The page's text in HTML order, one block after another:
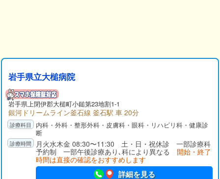
岩手県立大槌病院
岩手県上閉伊郡大槌町小鎚第23地割1-1
銀河ドリームライン釜石線 釜石駅 車 20分
内科・外科・整形外科・皮膚科・眼科・リハビリ科・健康診
断
月火水木金 08:30〜11:30 土・日・祝休診 一部診療科
予約制 一部午後診療あり､科により異なる 開始・終了
時間は直接の確認をおすすめします
詳細を見る